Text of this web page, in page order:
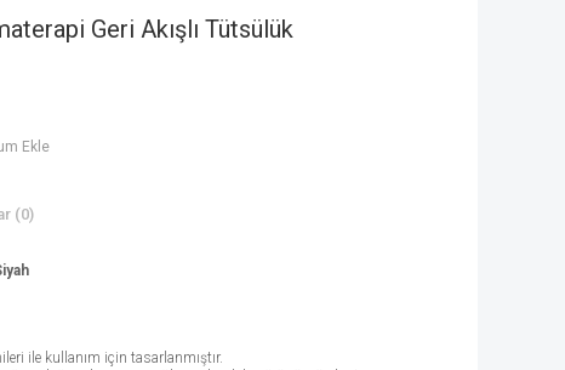
Geri Akışlı Tütsülük
Ekle
(0)
ile kullanım için tasarlanmıştır.